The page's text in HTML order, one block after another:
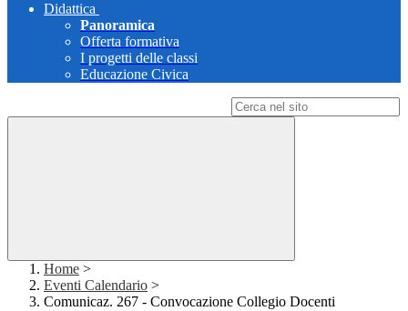
Didattica
Panoramica
Offerta formativa
I progetti delle classi
Educazione Civica
Home >
Eventi Calendario >
Comunicaz. 267 - Convocazione Collegio Docenti